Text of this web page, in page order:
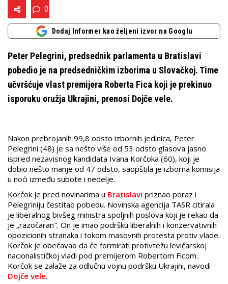
0
Dodaj Informer kao željeni izvor na Googlu
Peter Pelegrini, predsednik parlamenta u Bratislavi
pobedio je na predsedničkim izborima u Slovačkoj. Time
učvršćuje vlast premijera Roberta Fica koji je prekinuo
isporuku oružja Ukrajini, prenosi Dojče vele.
Nakon prebrojanih 99,8 odsto izbornih jedinica, Peter
Pelegrini (48) je sa nešto više od 53 odsto glasova jasno
ispred nezavisnog kandidata Ivana Korčoka (60), koji je
dobio nešto manje od 47 odsto, saopštila je izborna komisija
u noći između subote i nedelje.
Korčok je pred novinarima u Bratislavi priznao poraz i
Pelegriniju čestitao pobedu. Novinska agencija TASR citirala
je liberalnog bivšeg ministra spoljnih poslova koji je rekao da
je „razočaran". On je imao podršku liberalnih i konzervativnih
opozicionih stranaka i tokom masovnih protesta protiv vlade.
Korčok je obećavao da će formirati protivtežu levičarskoj
nacionalističkoj vladi pod premijerom Robertom Ficom.
Korčok se zalaže za odlučnu vojnu podršku Ukrajini, navodi
Dojče vele.